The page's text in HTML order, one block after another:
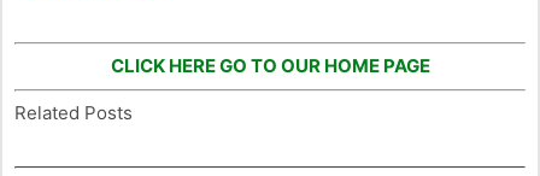
CLICK HERE GO TO OUR HOME PAGE
Related Posts